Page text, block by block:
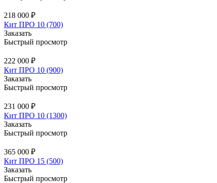
218 000 ₽
Кит ПРО 10 (700)
Заказать
Быстрый просмотр
222 000 ₽
Кит ПРО 10 (900)
Заказать
Быстрый просмотр
231 000 ₽
Кит ПРО 10 (1300)
Заказать
Быстрый просмотр
365 000 ₽
Кит ПРО 15 (500)
Заказать
Быстрый просмотр